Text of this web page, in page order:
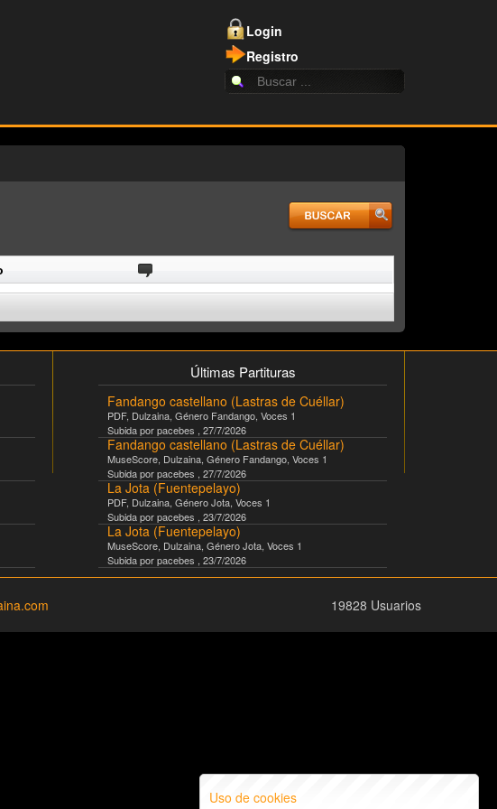
Login
Registro
Últimas Partituras
Fandango castellano (Lastras de Cuéllar)
PDF, Dulzaina , Género Fandango , Voces 1
Subida porpacebes 27/7/2026
Fandango castellano (Lastras de Cuéllar)
MuseScore Dulzaina , Género Fandango , Voces 1
Subida porpacebes 27/7/2026
La Jota (Fuentepelayo)
PDF, Dulzaina , GéneroJota , Voces 1
Subida porpacebes 23/7/2026
La Jota (Fuentepelayo)
MuseScore Dulzaina , GéneroJota , Voces 1
Subida porpacebes 23/7/2026
19828 Usuarios
Uso de cookies